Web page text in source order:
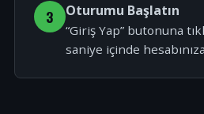
3 Oturumu Başlatın
“Giriş Yap” butonuna
saniye içinde